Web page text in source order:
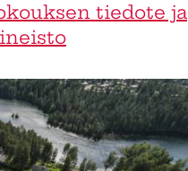
tiedote ja